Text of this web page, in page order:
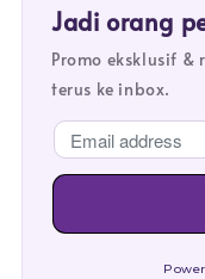
Jadi orang
Promo eksklusif
terus ke inbox.